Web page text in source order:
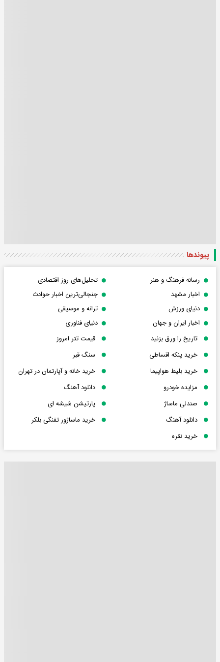
پیوندها
رسانه فرهنگ و هنر
تحلیل‌های روز اقتصادی
اخبار مشهد
جنجالی‌ترین اخبار حوادث
دنیای ورزش
ترانه و موسیقی
اخبار ایران و جهان
دنیای فناوری
تاریخ را ورق بزنید
قیمت تتر امروز
خرید پنکه اقساطی
سنگ قبر
خرید بلیط هواپیما
خرید خانه و آپارتمان در تهران
مزایده خودرو
دانلود آهنگ
صندلی ماساژ
پارتیشن شیشه ای
دانلود آهنگ
خرید ماساژور تفنگی بلکر
خرید نقره